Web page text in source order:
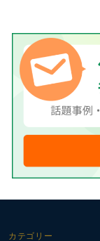
カテゴリー